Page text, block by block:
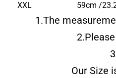
XXL
59cm /
1.The
Our Size